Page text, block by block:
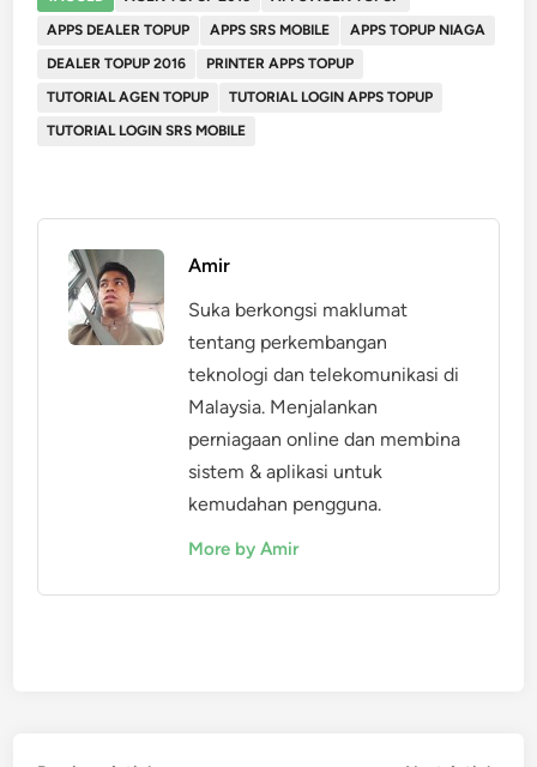
APPS DEALER TOPUP
APPS SRS MOBILE
APPS TOPUP NIAGA
DEALER TOPUP 2016
PRINTER APPS TOPUP
TUTORIAL AGEN TOPUP
TUTORIAL LOGIN APPS TOPUP
TUTORIAL LOGIN SRS MOBILE
Amir
Suka berkongsi maklumat
tentang perkembangan
teknologi dan telekomunikasi di
Malaysia. Menjalankan
perniagaan online dan membina
sistem & aplikasi untuk
kemudahan pengguna.
More by Amir